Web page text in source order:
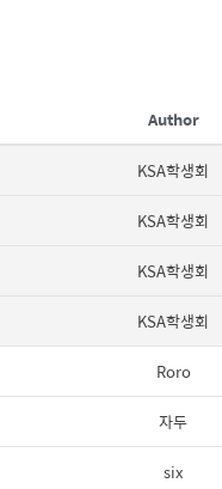
Author
KSA학생회
KSA학생회
KSA학생회
KSA학생회
Roro
자두
six